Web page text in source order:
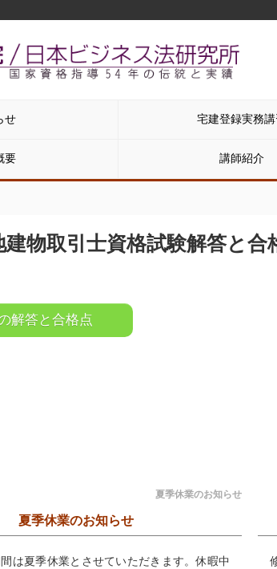
せ 宅建登録実務講
要 講師紹介
物取引士資格試験解答と合
解答と合格点
夏季休業のお知らせ
夏季休業のお知らせ
は夏季休業とさせていただきます。休暇中